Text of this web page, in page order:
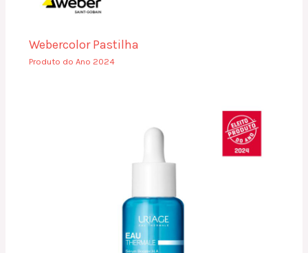
Webercolor Pastilha
Produto do Ano 2024